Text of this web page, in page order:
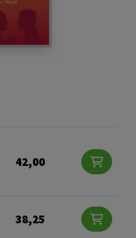
42,00
38,25